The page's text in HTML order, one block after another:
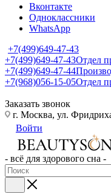
Вконтакте
Одноклассники
WhatsApp
+7(499)649-47-43
+7(499)649-47-43Отдел
+7(499)649-47-44
+7(968)056-15-05Отдел
Заказать звонок
г. Москва, ул.
Войти
- всё для здорового сна -